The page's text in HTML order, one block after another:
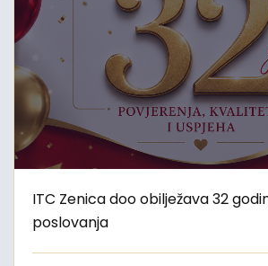
ITC Zenica doo obilježava 32
poslovanja